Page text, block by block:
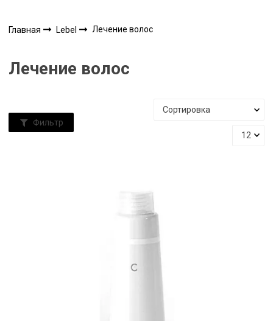
Главная Lebel Лечение волос
Лечение волос
Фильтр